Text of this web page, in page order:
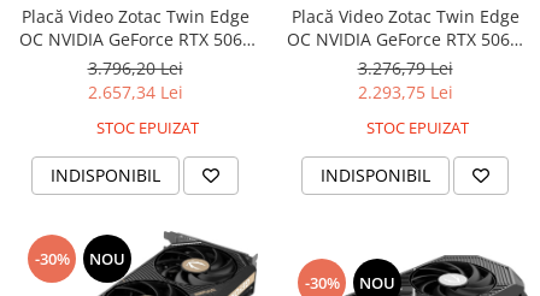
Placă Video Zotac Twin Edge
OC NVIDIA GeForce RTX 5060
Ti, 8 GB GDDR7, PCIe x8 5.0,
128 bit, Black
3.796,20 Lei
2.657,34 Lei
STOC EPUIZAT
INDISPONIBIL
Placă Video Zotac Twin Edge
OC NVIDIA GeForce RTX 5060,
8 GB GDDR7, PCIe x8 5.0, 128
bit, White
3.276,79 Lei
2.293,75 Lei
STOC EPUIZAT
INDISPONIBIL
-30% NOU
-30% NOU